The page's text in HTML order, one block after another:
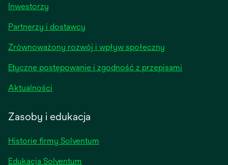
Inwestorzy
a
new
Partnerzy i dostawcy
Zrównoważony rozwój i wpływ społeczny
Etyczne postępowanie i zgodność z przepisami
Aktualności
tab
Zasoby i edukacja
Historie firmy Solventum
Edukacja Solventum